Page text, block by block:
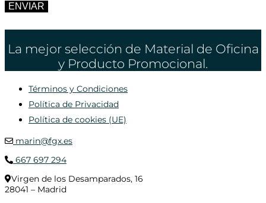
ENVIAR
La mejor selección de Material de Oficina
y Producto Promocional.
Términos y Condiciones
Política de Privacidad
Política de cookies (UE)
marin@fgx.es
667 697 294
Virgen de los Desamparados, 16
28041 – Madrid